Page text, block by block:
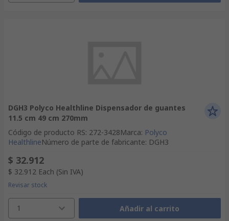
DGH3 Polyco Healthline Dispensador de guantes
11.5 cm 49 cm 270mm
Código de producto RS: 272-3428Marca: Polyco
HealthlineNúmero de parte de fabricante: DGH3
$ 32.912
$ 32.912 Each (Sin IVA)
Revisar stock
1 Añadir al carrito